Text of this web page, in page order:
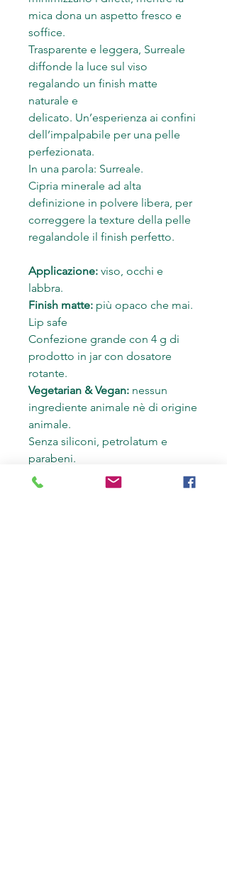
mica dona un aspetto fresco e
soffice.
Trasparente e leggera, Surreale
diffonde la luce sul viso
regalando un finish matte
naturale e
delicato. Un’esperienza ai confini
dell’impalpabile per una pelle
perfezionata.
In una parola: Surreale.
Cipria minerale ad alta
definizione in polvere libera, per
correggere la texture della pelle
regalandole il finish perfetto.
Applicazione: viso, occhi e
labbra.
Finish matte: più opaco che mai.
Lip safe
Confezione grande con 4 g di
prodotto in jar con dosatore
rotante.
Vegetarian & Vegan: nessun
ingrediente animale nè di origine
animale.
Senza siliconi, petrolatum e
parabeni.
Cruelty-free:
assolutamente non
testato su animali!